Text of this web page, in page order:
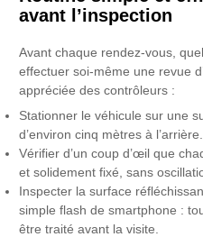
avant l’inspection
Avant chaque rendez-vous,
effectuer soi-même une revue
appréciée des contrôleurs :
Stationner le véhicule sur une
d’environ cinq mètres à l’arrière.
Vérifier d’un coup d’œil que
et solidement fixé, sans
Inspecter la surface
simple flash de smartphone :
être traité avant la visite.